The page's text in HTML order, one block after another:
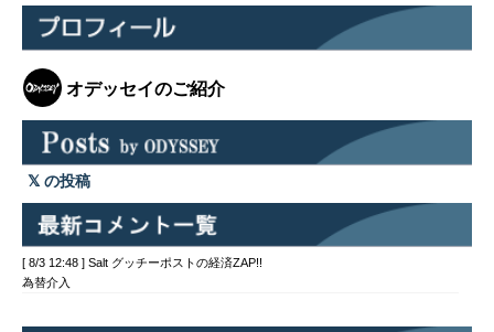
オデッセイのご紹介
の投稿
[ 8/3 12:48 ] Salt グッチーポストの経済ZAP!!
為替介入